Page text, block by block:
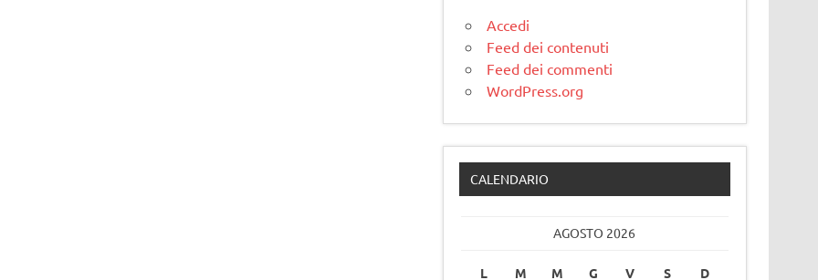
Accedi
Feed dei contenuti
Feed dei commenti
WordPress.org
CALENDARIO
AGOSTO 2026
L M M G V S D